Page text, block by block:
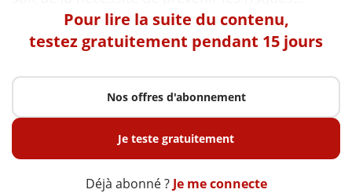
Pour lire la suite du contenu,
testez gratuitement pendant 15 jours
Nos offres d'abonnement
Je teste gratuitement
Déjà abonné ? Je me connecte